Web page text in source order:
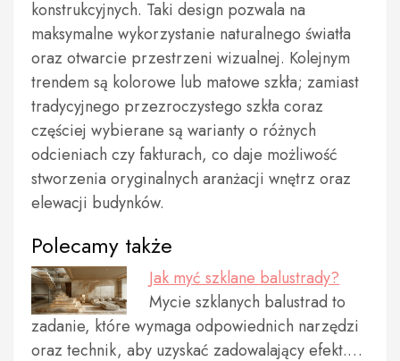
konstrukcyjnych. Taki design pozwala na
maksymalne wykorzystanie naturalnego światła
oraz otwarcie przestrzeni wizualnej. Kolejnym
trendem są kolorowe lub matowe szkła; zamiast
tradycyjnego przezroczystego szkła coraz
częściej wybierane są warianty o różnych
odcieniach czy fakturach, co daje możliwość
stworzenia oryginalnych aranżacji wnętrz oraz
elewacji budynków.
Polecamy także
Jak myć szklane balustrady?
Mycie szklanych balustrad to
zadanie, które wymaga odpowiednich narzędzi
oraz technik, aby uzyskać zadowalający efekt.…